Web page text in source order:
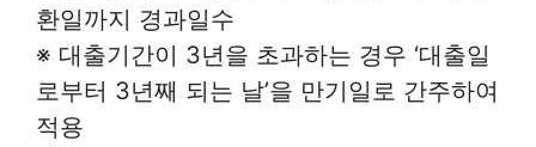
환일까지 경과일수
※ 대출기간이 3년을 초과하는 경우 ‘대출일
로부터 3년째 되는 날’을 만기일로 간주하여
적용